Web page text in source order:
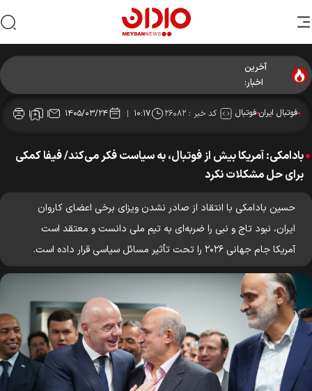
آخرین
اخبار:
فوتبال ایران فوتبال کد خبر :۲۶۰۸۲ ۱۰:۱۷ ۱۴۰۵/۰۳/۲۴
بادامکی: آمریکا بیش از فوتبال، به سیاست فکر می‌کند/ فیفا کمکی
برای حل مشکلات نکرد
حسین بادامکی با انتقاد از صادر نشدن ویزای برخی اعضای کاروان
ایران، نبود تاج و نبی را ضربه‌ای به تیم ملی دانست و معتقد است
آمریکا جام جهانی ۲۰۲۶ را تحت تأثیر مسائل سیاسی قرار داده است.